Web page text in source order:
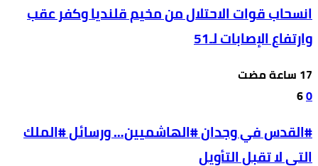
انسحاب قوات الاحتلال من مخيم قلنديا وكفر عقب
وارتفاع الإصابات لـ51
0
6
#القدس في وجدان #الهاشميين… ورسائل #الملك
التي لا تقبل التأويل